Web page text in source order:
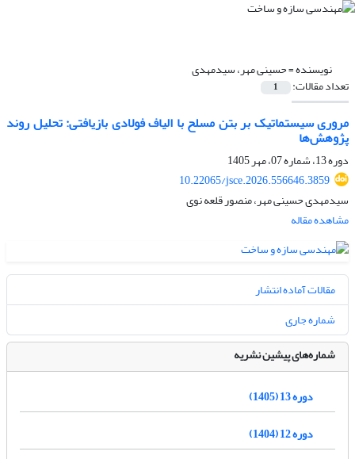
نویسنده =حسینی مهر، سیدمهدی
تعداد مقالات: 1
مروری سیستماتیک بر بتن مسلح با الیاف فولادی بازیافتی: تحلیل روند
پژوهش‌ها
دوره 13، شماره 07، مهر 1405
10.22065/jsce.2026.556646.3859
سیدمهدی حسینی مهر، منصور قلعه نوی
مشاهده مقاله
مقالات آماده انتشار
شماره جاری
شماره‌های پیشین نشریه
دوره 13 (1405)
دوره 12 (1404)